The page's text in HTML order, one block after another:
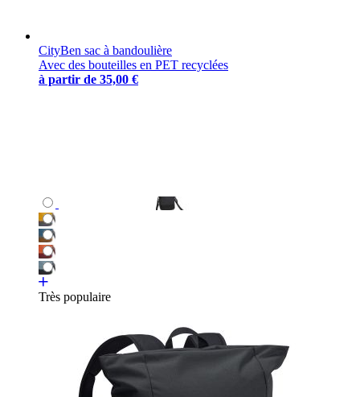
CityBen sac à bandoulière
Avec des bouteilles en PET recyclées
à partir de 35,00 €
Très populaire